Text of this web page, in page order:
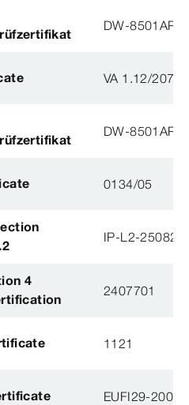
DW-
VA 1.12/20786
DW-
0134/05
IP-L2-250825
4
2407701
1121
EUFI29-